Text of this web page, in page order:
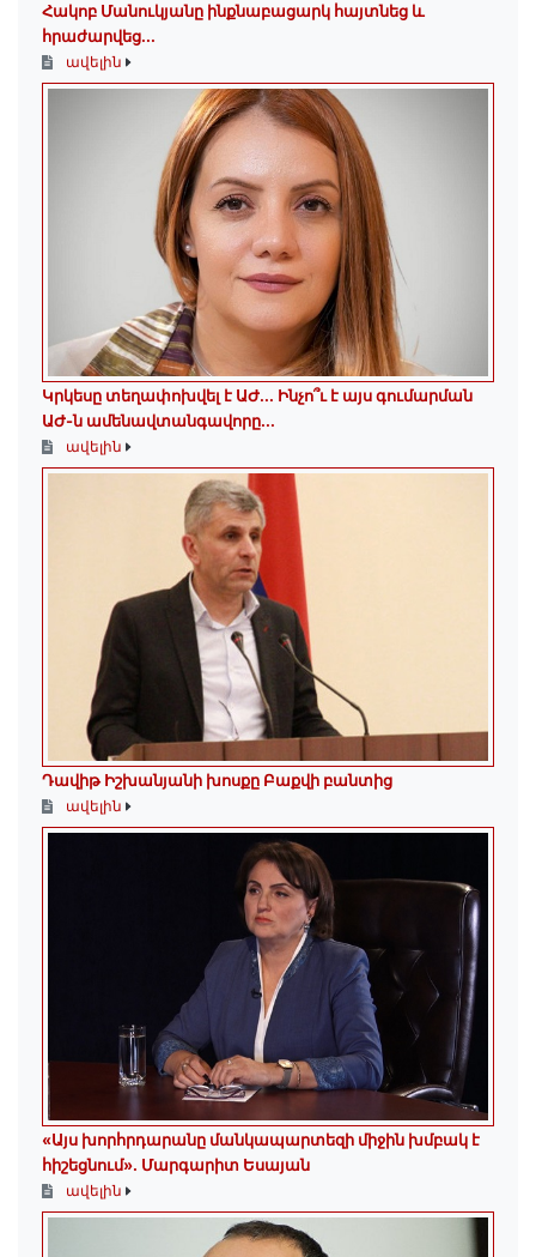
Հակոբ Մանուկյանը ինքնաբացարկ հայտնեց և
հրաժարվեց...
ավելին
Կրկեսը տեղափոխվել է ԱԺ... Ինչո՞ւ է այս գումարման
ԱԺ-ն ամենավտանգավորը...
ավելին
Դավիթ Իշխանյանի խոսքը Բաքվի բանտից
ավելին
«Այս խորհրդարանը մանկապարտեզի միջին խմբակ է
հիշեցնում»․ Մարգարիտ Եսայան
ավելին